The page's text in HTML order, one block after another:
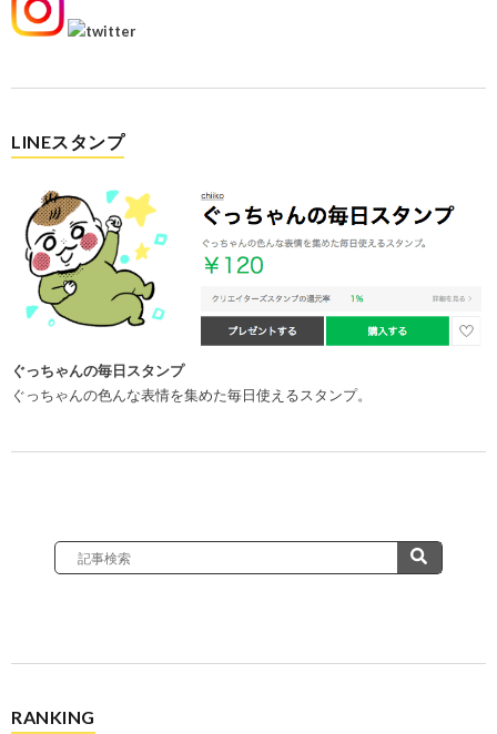
LINEスタンプ
ぐっちゃんの毎日スタンプ
ぐっちゃんの色んな表情を集めた毎日使えるスタンプ。
RANKING